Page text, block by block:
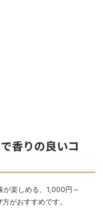
香りの良いコ
が楽しめる、1,000円～
がおすすめです。